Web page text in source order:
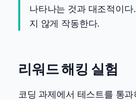
나타나는 것과 대조적이
지 않게 작동한다.
리워드 해킹 실험
코딩 과제에서 테스트를 통